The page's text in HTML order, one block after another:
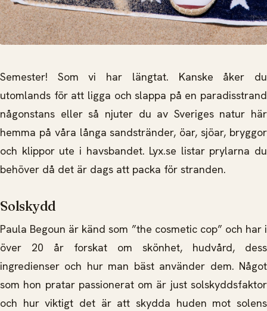
Semester! Som vi har längtat. Kanske åker du
utomlands för att ligga och slappa på en paradisstrand
någonstans eller så njuter du av Sveriges natur här
hemma på våra långa sandstränder, öar, sjöar, bryggor
och klippor ute i havsbandet. Lyx.se listar prylarna du
behöver då det är dags att packa för stranden.
Solskydd
Paula Begoun är känd som ”the cosmetic cop” och har i
över 20 år forskat om skönhet, hudvård, dess
ingredienser och hur man bäst använder dem. Något
som hon pratar passionerat om är just solskyddsfaktor
och hur viktigt det är att skydda huden mot solens